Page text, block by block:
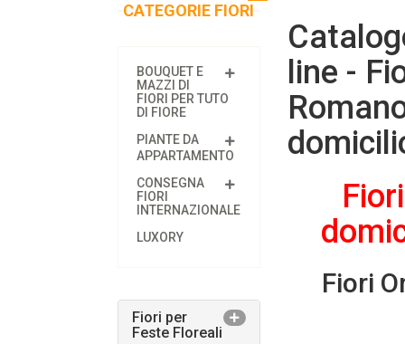
CATEGORIE FIORI
BOUQUET E
MAZZI DI
FIORI PER TUTO
DI FIORE
PIANTE DA
APPARTAMENTO
CONSEGNA
FIORI
INTERNAZIONALE
LUXORY
Fiori per
Feste Floreali
line -
Fiori